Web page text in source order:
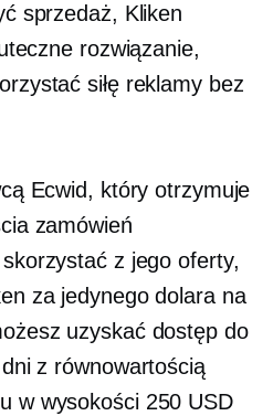
sprzedaż, Kliken
rozwiązanie,
siłę reklamy bez
Ecwid, który otrzymuje
zamówień
z jego oferty,
za jedynego dolara na
uzyskać dostęp do
z równowartością
w wysokości 250 USD